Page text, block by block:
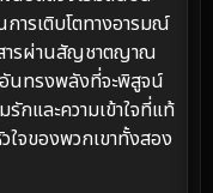
ารเติบโตทางอารมณ์
ารผ่านสัญชาตญาณ
นทรงพลังที่จะพิสูจน์
กและความเข้าใจที่แท้
ใจของพวกเขาทั้งสอง